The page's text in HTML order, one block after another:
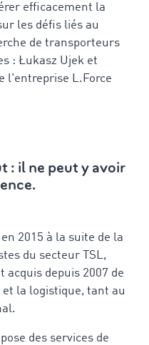
efficacement la
les défis liés au
de transporteurs
: Łukasz Ujek et
l'entreprise L.Force
: il ne peut y avoir
2015 à la suite de la
du secteur TSL,
depuis 2007 de
la logistique, tant au
des services de